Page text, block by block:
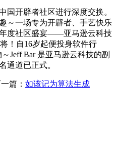
开辟者社区进行深度交换。
～一场专为开辟者、手艺快乐
度社区盛宴——亚马逊云科技
！自16岁起便投身软件行
Jeff Bar 是亚马逊云科技的副
通道已正式。
篇： 如该记为算法生成